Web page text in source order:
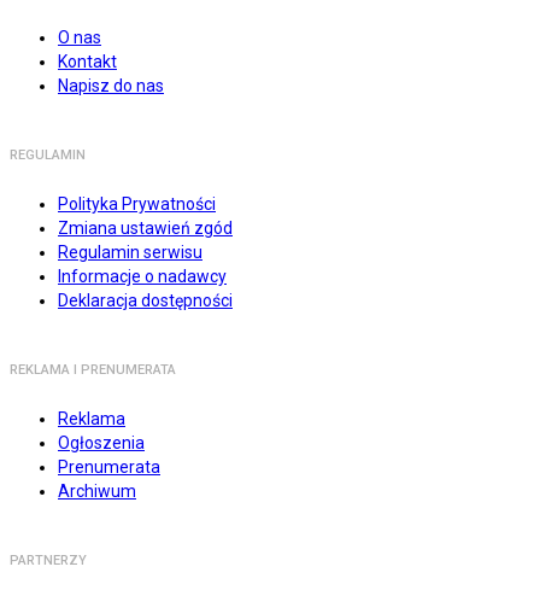
O nas
Kontakt
Napisz do nas
REGULAMIN
Polityka Prywatności
Zmiana ustawień zgód
Regulamin serwisu
Informacje o nadawcy
Deklaracja dostępności
REKLAMA I PRENUMERATA
Reklama
Ogłoszenia
Prenumerata
Archiwum
PARTNERZY